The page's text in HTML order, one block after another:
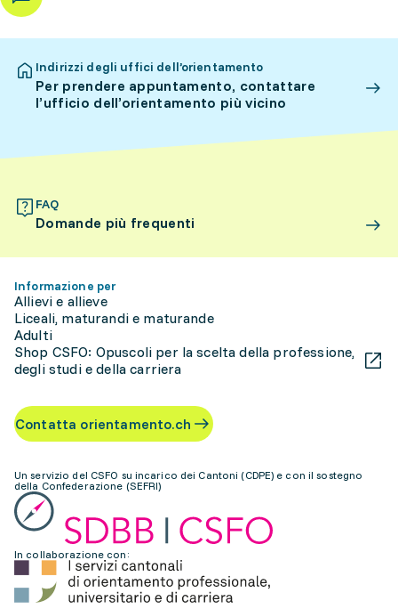
Indirizzi degli uffici dell’orientamento
Per prendere appuntamento, contattare
l’ufficio dell’orientamento più vicino
FAQ
Domande più frequenti
Informazione per
Allievi e allieve
Liceali, maturandi e maturande
Adulti
Shop CSFO: Opuscoli per la scelta della professione,
degli studi e della carriera
Contatta orientamento.ch
Un servizio del CSFO su incarico dei Cantoni (CDPE) e con il sostegno
della Confederazione (SEFRI)
In collaborazione con: